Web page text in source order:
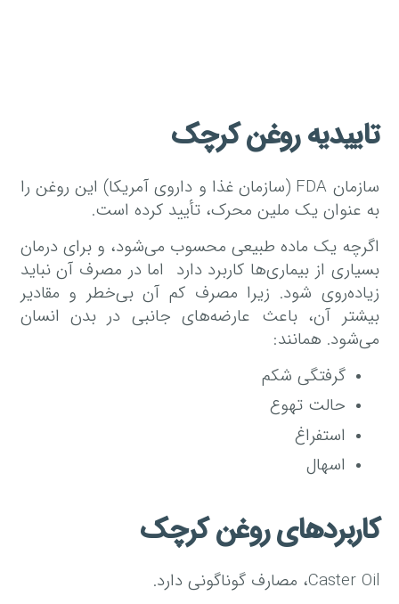
تاییدیه روغن کرچک
سازمان FDA (سازمان غذا و داروی آمریکا) این روغن را
به عنوان یک ملین محرک، تأیید کرده است.
اگرچه یک ماده طبیعی محسوب می‌شود، و برای درمان
بسیاری از بیماری‌ها کاربرد دارد اما در مصرف آن نباید
زیاده‌روی شود. زیرا مصرف کم آن بی‌خطر و مقادیر
بیشتر آن، باعث عارضه‌های جانبی در بدن انسان
می‌شود. همانند:
گرفتگی شکم
حالت تهوع
استفراغ
اسهال
کاربردهای روغن کرچک
Caster Oil، مصارف گوناگونی دارد.